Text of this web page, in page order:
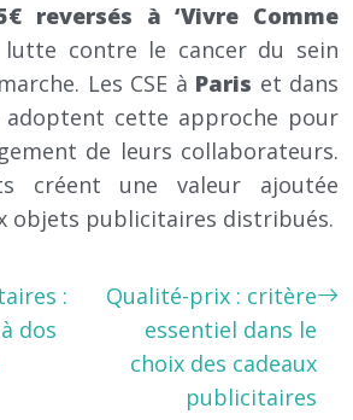
reversés à ‘Vivre Comme
contre le cancer du sein
Les CSE à Paris et dans
adoptent cette approche pour
de leurs collaborateurs.
créent une valeur ajoutée
objets publicitaires distribués.
:
dos
Qualité-prix : critère
essentiel dans le
choix des cadeaux
publicitaires